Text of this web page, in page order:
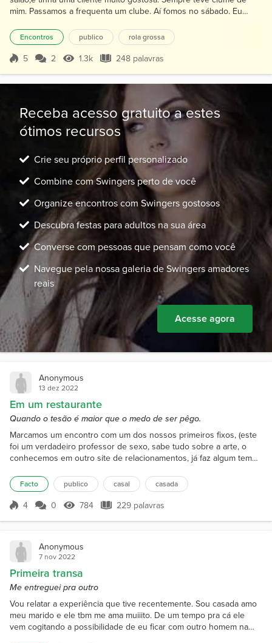
mim. Passamos a frequenta um clube. Aí fomos no sábado. Eu
cliente e sentamos na mesma mesa. Aí ela foi nada e a minha
amiga ficou comigo tomando uma cerveja. E começamos a
conversar e ela esfregar os pés nos meus. O ambiente ficou muito
Encontros publico rola grossa
Pontuação 5
5 2 1.3k Visualizações
1.3k 248 palavras
248 palavras
Receba acesso gratuito a estes
ótimos recursos
Crie seu próprio perfil personalizado
Combine com Swingers perto de você
Organize encontros com Swingers gostosos
Descubra festas para adultos na sua área
Converse com pessoas que pensam como você
Navegue pela nossa galeria de Swingers amadores
reais
Acesse agora
Anonymous
13 dez 2022
Em um restaurante
Quando o tesão é maior que o medo de ser pêgo.
Marcamos um encontro com um dos nossos primeiros fixos, (este
foi um verdadeiro professor de sexo, sabe tudo sobre a arte, o
conhecemos em outro site de relacionamentos, já faz algum tempo
gentil, e quando necessário, viril e com forte pegada, um MACHO
ALPHA na concepção da palavra. Enfim, marcamos o encontro no
meio da semana em um restaurante no litoral, estav...
Facto publico casal casada
Pontuação 4
4 0 784 Visualizações
784 229 palavras
229 palavras
Anonymous
7 nov 2022
Primeira transa
Me entreguei pra outro
Vou relatar a experiência que tive recentemente. Sou casada amo
meu marido e ele tbm me ama muiiito. De um tempo pra cá ele
vem cogitando a possibilidade de eu ficar com outro homem na